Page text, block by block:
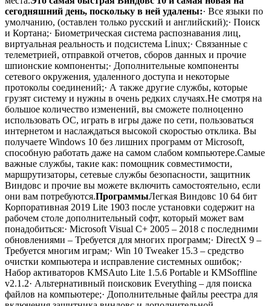
сегодняшний день, поскольку в ней удалены:· Все языки по
умолчанию, (оставлен только русский и английский);· Поиск
и Кортана;· Биометрическая система распознавания лиц,
виртуальная реальность и подсистема Linux;· Связанные с
телеметрией, отправкой отчетов, сборов данных и прочие
шпионские компоненты;· Дополнительные компоненты
сетевого окружения, удаленного доступа и некоторые
протоколы соединений;· А также другие службы, которые
грузят систему и нужны в очень редких случаях.Не смотря на
большое количество изменений, вы сможете полноценно
использовать ОС, играть в игры даже по сети, пользоваться
интернетом и наслаждаться высокой скоростью отклика. Вы
получаете Windows 10 без лишних программ от Microsoft,
способную работать даже на самом слабом компьютере.Самые
важные службы, такие как: помощник совместимости,
маршрутизаторы, сетевые службы безопасности, защитник
Виндовс и прочие вы можете включить самостоятельно, если
они вам потребуются.ПрограммыЛегкая Виндовс 10 64 бит
Корпоративная 2019 Lite 1903 после установки содержит на
рабочем столе дополнительный софт, который может вам
понадобиться:· Microsoft Visual C+ 2005 – 2018 с последними
обновлениями – Требуется для многих программ;· DirectX 9 –
Требуется многим играм;· Win 10 Tweaker 15.3 – средство
очистки компьютера и исправление системных ошибок;·
Набор активаторов KMSAuto Lite 1.5.6 Portable и KMSoffline
v2.1.2· Альтернативный поисковик Everything – для поиска
файлов на компьютере;· Дополнительные файлы реестра для